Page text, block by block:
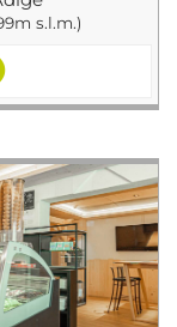
s.l.m.)